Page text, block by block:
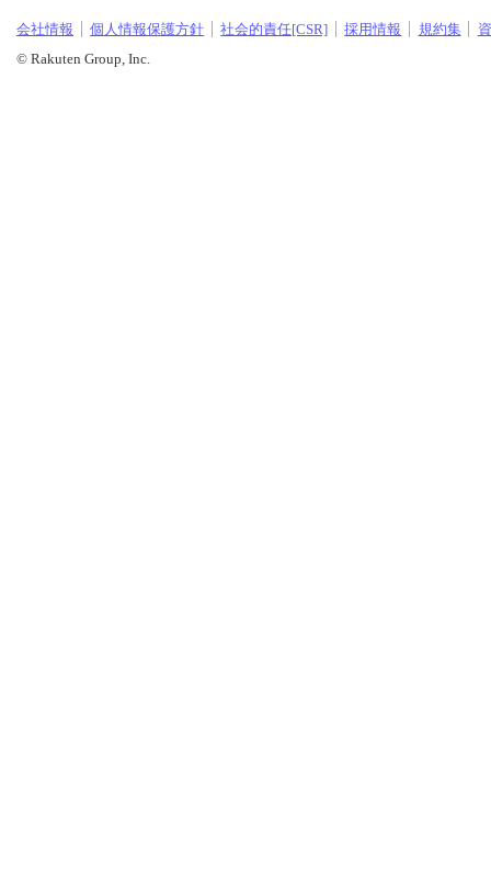
会社情報 個人情報保護方針 社会的責任[CSR] 採用情報 規約集
© Rakuten Group, Inc.